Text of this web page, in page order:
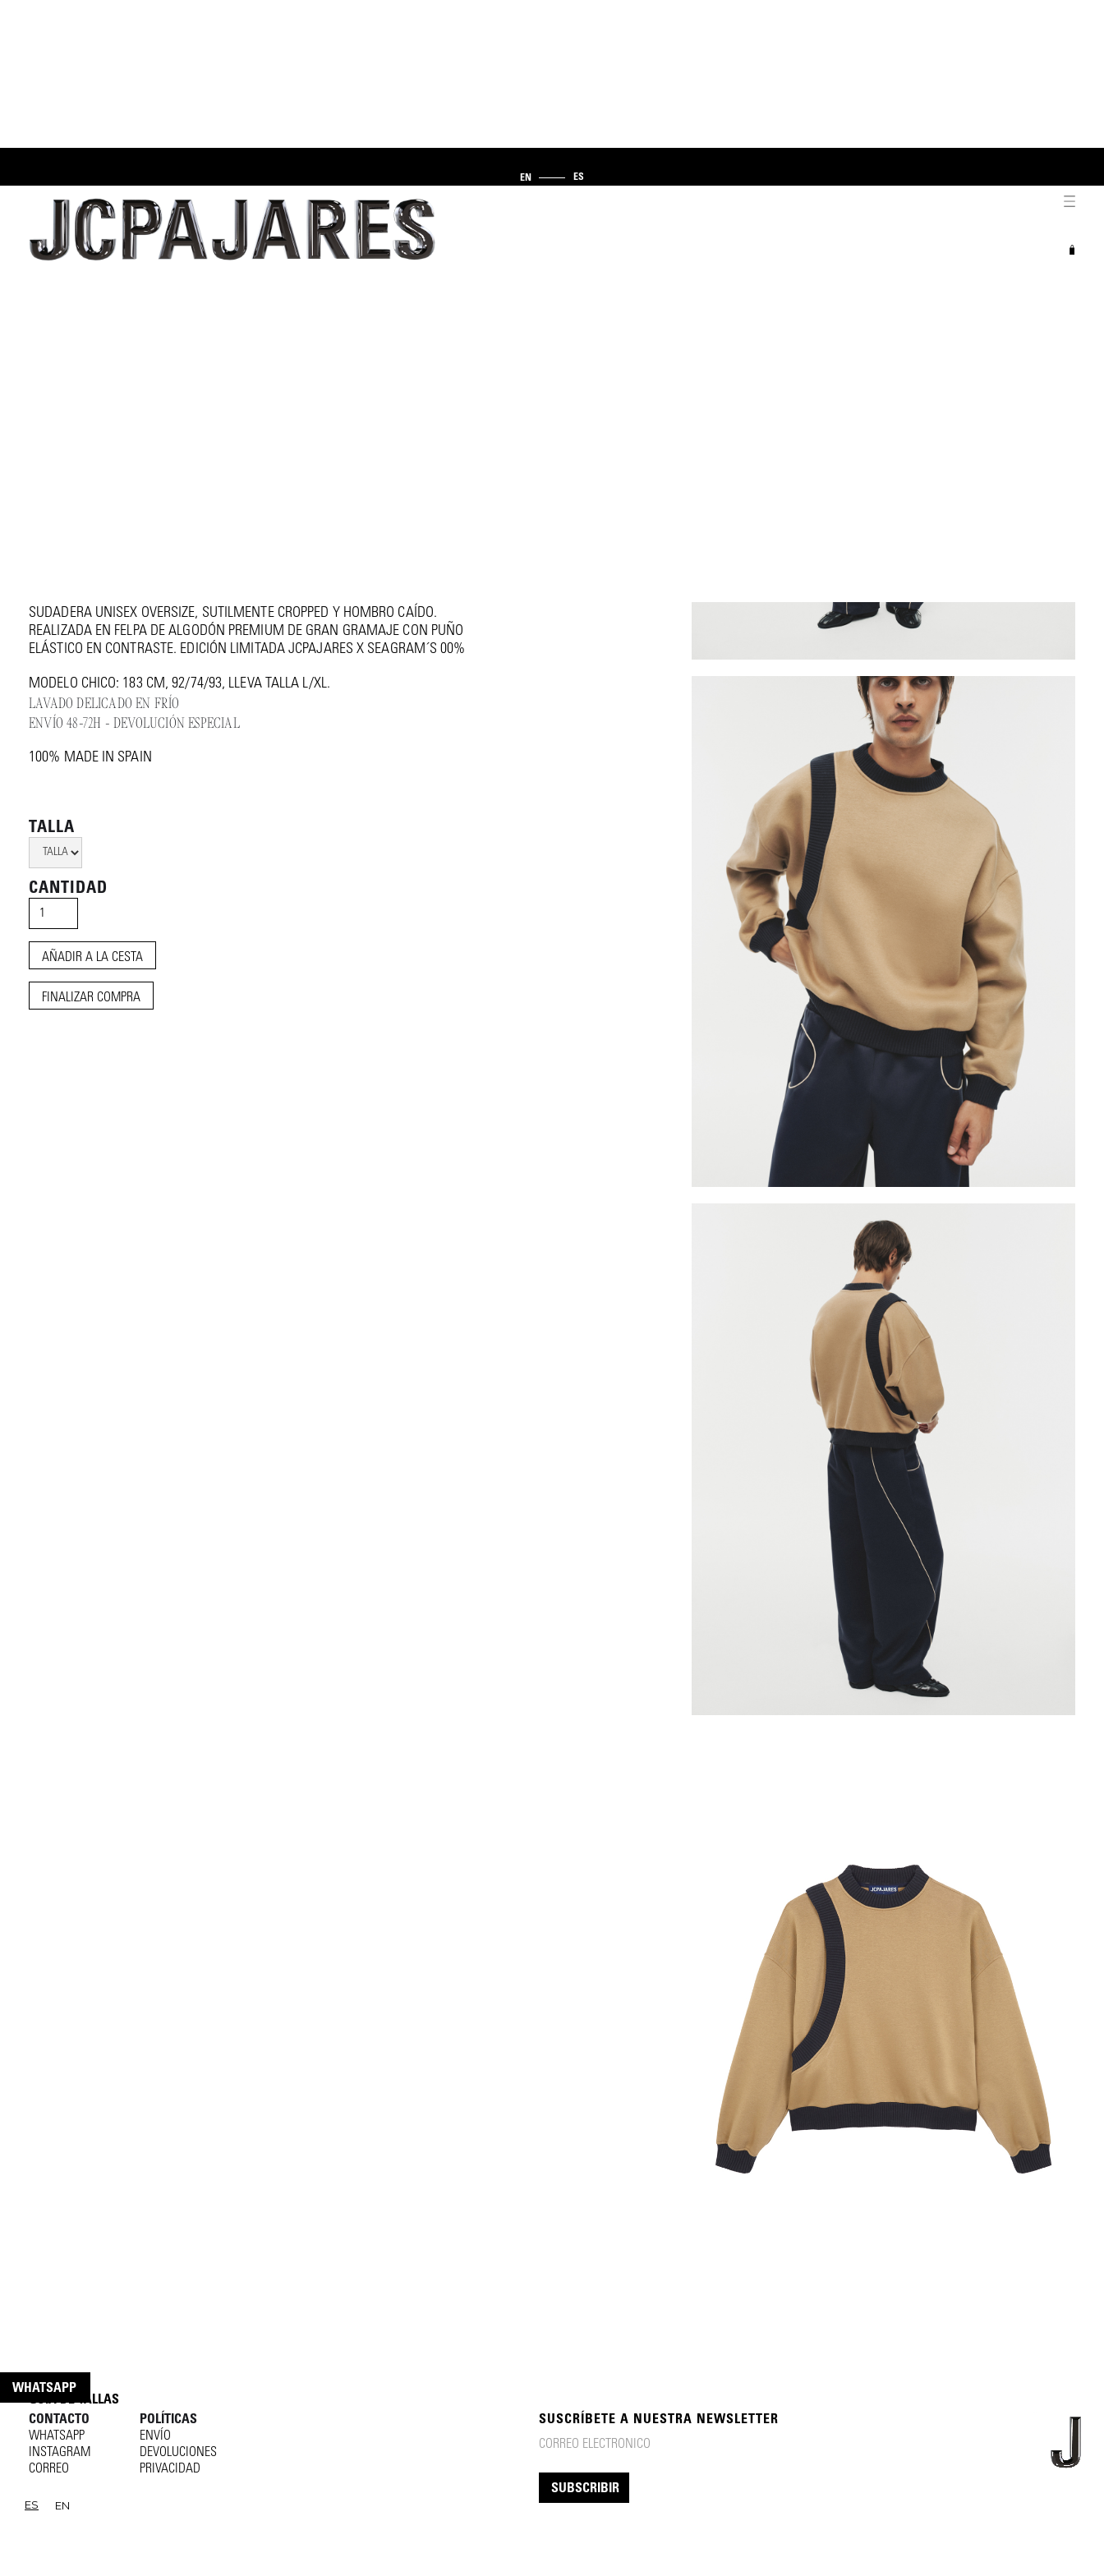
EN ES
SUDADERA UNISEX OVERSIZE, SUTILMENTE CROPPED Y HOMBRO CAÍDO.
REALIZADA EN FELPA DE ALGODÓN PREMIUM DE GRAN GRAMAJE CON PUÑO
ELÁSTICO EN CONTRASTE. EDICIÓN LIMITADA JCPAJARES X SEAGRAM´S 00%
MODELO CHICO: 183 CM, 92/74/93, LLEVA TALLA L/XL.
LAVADO DELICADO EN FRÍO
ENVÍO 48-72H - DEVOLUCIÓN ESPECIAL
100% MADE IN SPAIN
TALLA
CANTIDAD
FINALIZAR COMPRA
WHATSAPP
GUÍA DE TALLAS
CONTACTO
WHATSAPP
INSTAGRAM
CORREO
POLÍTICAS
ENVÍO
DEVOLUCIONES
PRIVACIDAD
SUSCRÍBETE A NUESTRA NEWSLETTER
ES EN